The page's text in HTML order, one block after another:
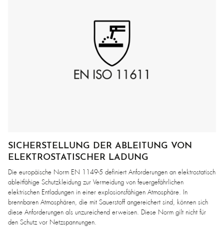
SICHERSTELLUNG DER ABLEITUNG VON
ELEKTROSTATISCHER LADUNG
Die europäische Norm EN 1149-5 definiert Anforderungen an elektrostatisch
ableitfähige Schutzkleidung zur Vermeidung von feuergefährlichen
elektrischen Entladungen in einer explosionsfähigen Atmosphäre. In
brennbaren Atmosphären, die mit Sauerstoff angereichert sind, können sich
diese Anforderungen als unzureichend erweisen. Diese Norm gilt nicht für
den Schutz vor Netzspannungen.